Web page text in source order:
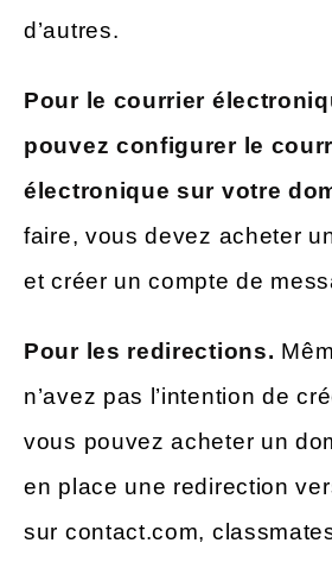
d’autres.
Pour le courrier
pouvez configurer le
électronique sur votre
faire, vous devez acheter
et créer un compte de
Pour les redirections.
n’avez pas l’intention de
vous pouvez acheter un
en place une redirection
sur contact.com,